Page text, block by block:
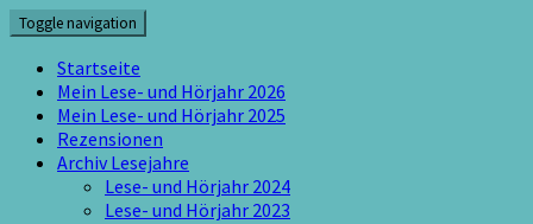
Skip
to
content
Toggle navigation
Startseite
Mein Lese- und Hörjahr 2026
Mein Lese- und Hörjahr 2025
Rezensionen
Archiv Lesejahre
Lese- und Hörjahr 2024
Lese- und Hörjahr 2023